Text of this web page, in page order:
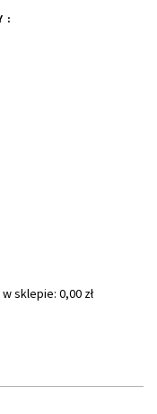
w sklepie: 0,00 zł